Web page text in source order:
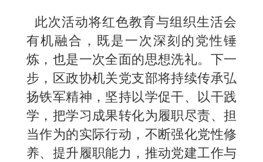
此次活动将红色教育与组织生活会
有机融合，既是一次深刻的党性锤
炼，也是一次全面的思想洗礼。下一
步，区政协机关党支部将持续传承弘
扬铁军精神，坚持以学促干、以干践
学，把学习成果转化为履职尽责、担
当作为的实际行动，不断强化党性修
养、提升履职能力，推动党建工作与